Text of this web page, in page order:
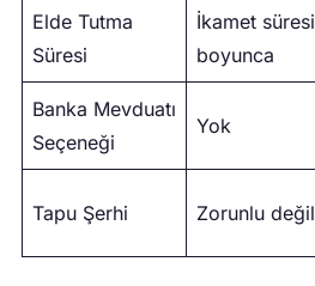
Elde Tutma
Süresi
İkamet süresi
boyunca
Banka Mevduatı
Seçeneği
Yok
Tapu Şerhi Zorunlu değil